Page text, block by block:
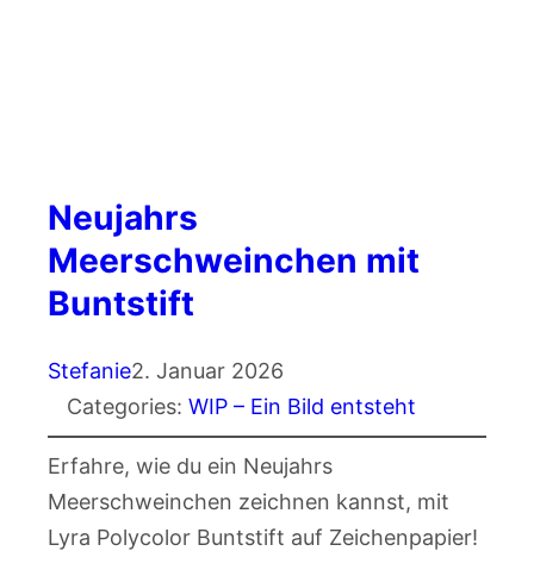
Neujahrs
Meerschweinchen mit
Buntstift
Stefanie2. Januar 2026
Categories: WIP – Ein Bild entsteht
Erfahre, wie du ein Neujahrs
Meerschweinchen zeichnen kannst, mit
Lyra Polycolor Buntstift auf Zeichenpapier!